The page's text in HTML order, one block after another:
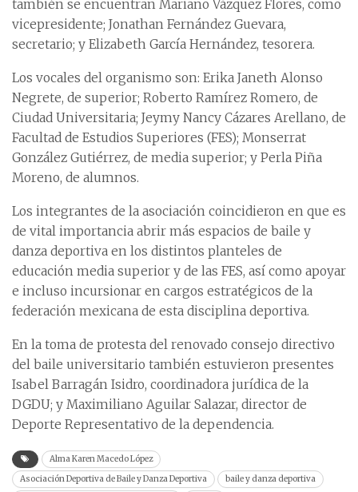
también se encuentran Mariano Vázquez Flores, como
vicepresidente; Jonathan Fernández Guevara,
secretario; y Elizabeth García Hernández, tesorera.
Los vocales del organismo son: Erika Janeth Alonso
Negrete, de superior; Roberto Ramírez Romero, de
Ciudad Universitaria; Jeymy Nancy Cázares Arellano, de
Facultad de Estudios Superiores (FES); Monserrat
González Gutiérrez, de media superior; y Perla Piña
Moreno, de alumnos.
Los integrantes de la asociación coincidieron en que es
de vital importancia abrir más espacios de baile y
danza deportiva en los distintos planteles de
educación media superior y de las FES, así como apoyar
e incluso incursionar en cargos estratégicos de la
federación mexicana de esta disciplina deportiva.
En la toma de protesta del renovado consejo directivo
del baile universitario también estuvieron presentes
Isabel Barragán Isidro, coordinadora jurídica de la
DGDU; y Maximiliano Aguilar Salazar, director de
Deporte Representativo de la dependencia.
Alma Karen Macedo López
Asociación Deportiva de Baile y Danza Deportiva
baile y danza deportiva